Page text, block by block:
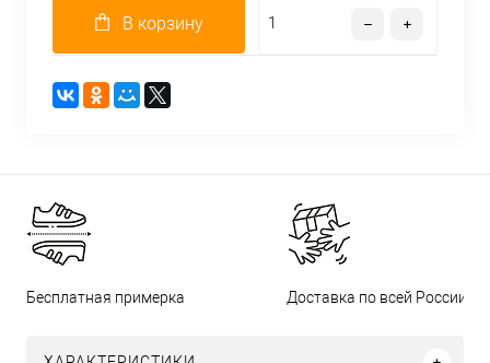
В корзину
Бесплатная примерка Доставка по всей России